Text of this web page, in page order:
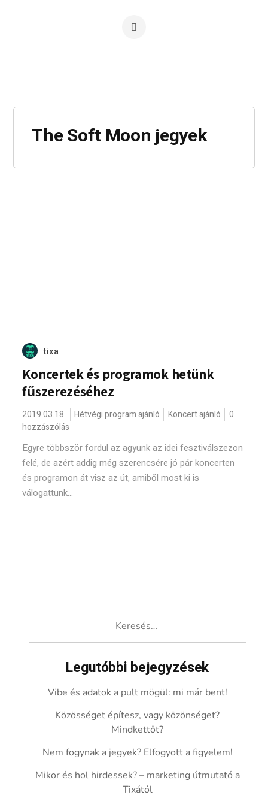
The Soft Moon jegyek
tixa
Koncertek és programok hetünk
fűszerezéséhez
2019.03.18. Hétvégi program ajánló Koncert ajánló
0
hozzászólás
Egyre többször fordul az agyunk az idei fesztiválszezon
felé, de azért addig még szerencsére jó pár koncerten
és programon át visz az út, amiből most ki is
válogattunk...
Legutóbbi bejegyzések
Vibe és adatok a pult mögül: mi már bent!
Közösséget építesz, vagy közönséget?
Mindkettőt?
Nem fogynak a jegyek? Elfogyott a figyelem!
Mikor és hol hirdessek? – marketing útmutató a
Tixától